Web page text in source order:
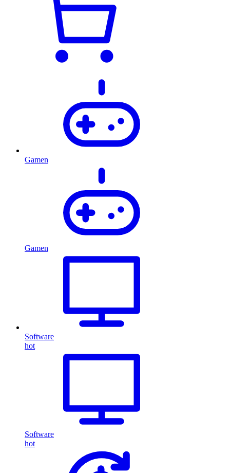
Gamen
Gamen
Software
hot
Software
hot